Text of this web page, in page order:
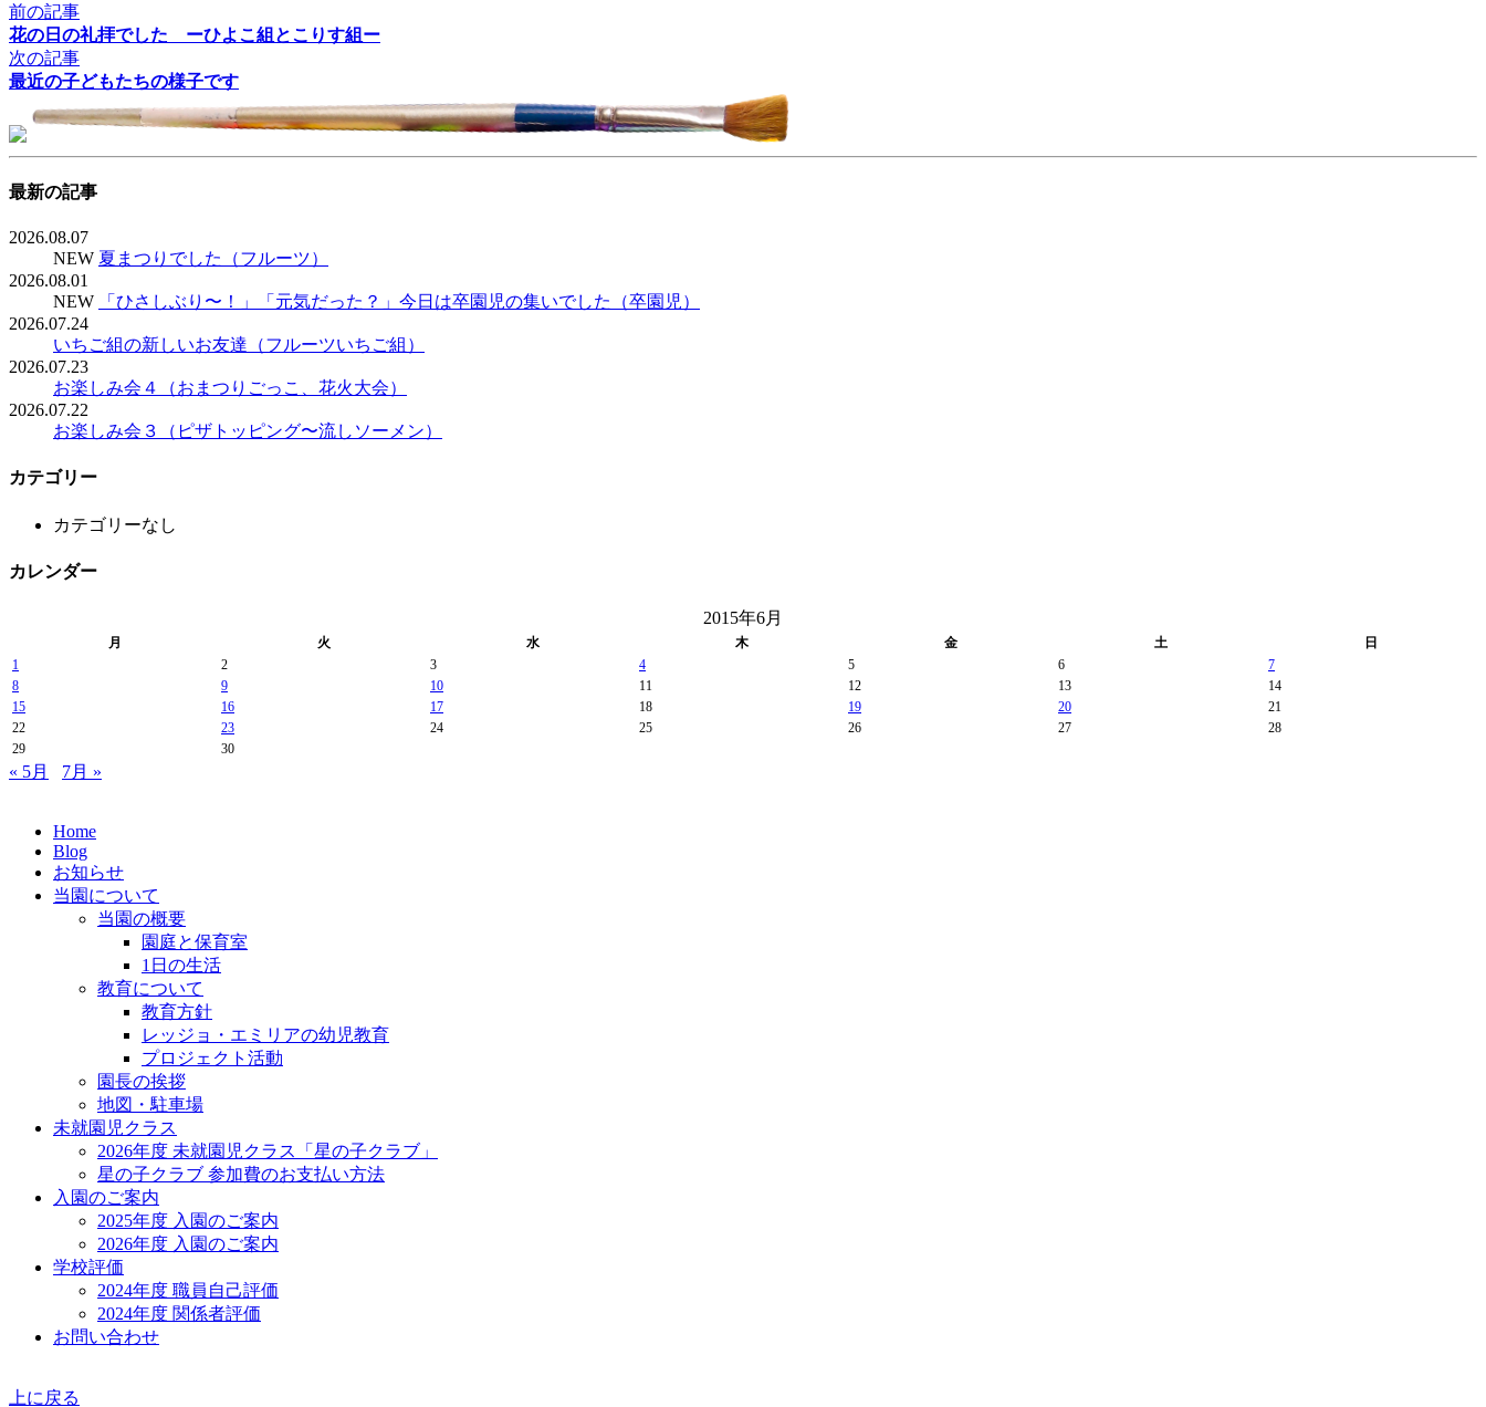
前の記事
花の日の礼拝でした ーひよこ組とこりす組ー
次の記事
最近の子どもたちの様子です
最新の記事
2026.08.07
NEW 夏まつりでした（フルーツ）
2026.08.01
NEW
「ひさしぶり〜！」「元気だった？」今日は卒園児の集いでした（卒園児）
2026.07.24
いちご組の新しいお友達（フルーツいちご組）
2026.07.23
お楽しみ会４（おまつりごっこ、花火大会）
2026.07.22
お楽しみ会３（ピザトッピング〜流しソーメン）
カテゴリー
カテゴリーなし
カレンダー
2015年6月
月 火 水 木 金 土
日
1
2 3 4 5 6
7
8
9 10 11 12 13
14
15
16 17 18 19 20
21
22
23 24 25 26 27
28
29
30
« 5月 7月 »
Home
Blog
お知らせ
当園について
当園の概要
園庭と保育室
1日の生活
教育について
教育方針
レッジョ・エミリアの幼児教育
プロジェクト活動
園長の挨拶
地図・駐車場
未就園児クラス
2026年度 未就園児クラス「星の子クラブ」
星の子クラブ 参加費のお支払い方法
入園のご案内
2025年度 入園のご案内
2026年度 入園のご案内
学校評価
2024年度 職員自己評価
2024年度 関係者評価
お問い合わせ
上に戻る